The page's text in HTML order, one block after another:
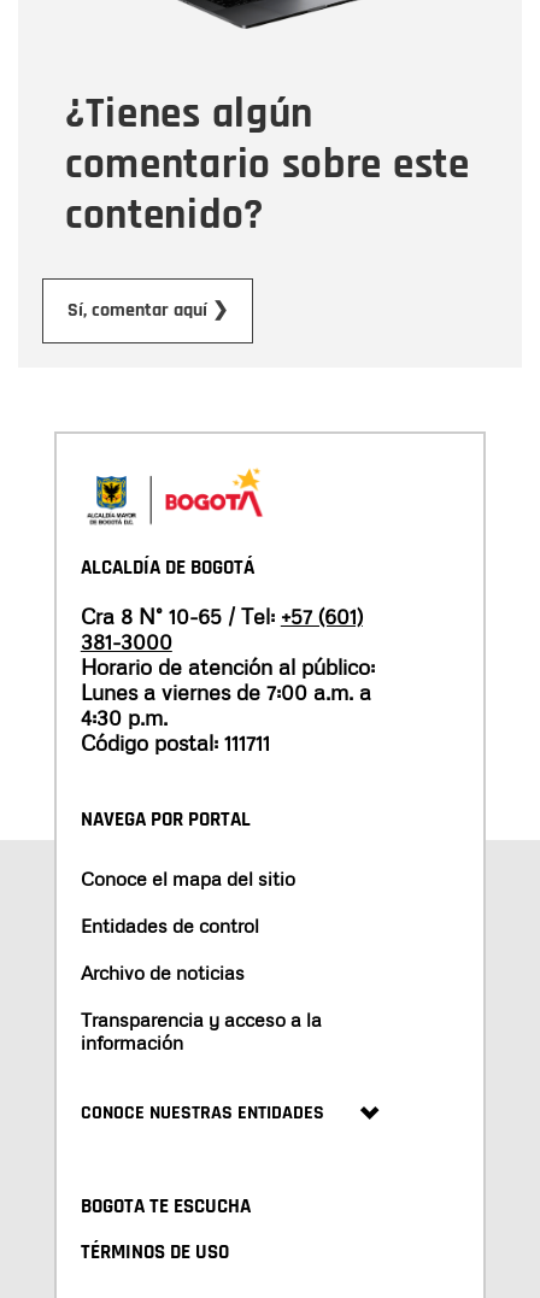
¿Tienes algún
comentario sobre este
contenido?
Sí, comentar aquí ❯
Tipo de comentario
Mensaje
ALCALDÍA DE BOGOTÁ
Cra 8 N° 10-65 / Tel: +57 (601)
381-3000
Horario de atención al público:
Lunes a viernes de 7:00 a.m. a
4:30 p.m.
Código postal: 111711
NAVEGA POR PORTAL
Conoce el mapa del sitio
Entidades de control
Archivo de noticias
Transparencia y acceso a la
información
CONOCE NUESTRAS ENTIDADES
BOGOTA TE ESCUCHA
TÉRMINOS DE USO